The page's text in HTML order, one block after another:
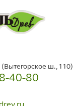
(Вытегорское ш., 110)
40-80